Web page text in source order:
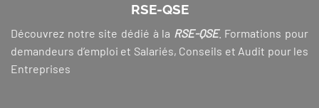
RSE-QSE
Découvrez notre site dédié à la RSE-QSE. Formations pour
demandeurs d’emploi et Salariés, Conseils et Audit pour les
Entreprises